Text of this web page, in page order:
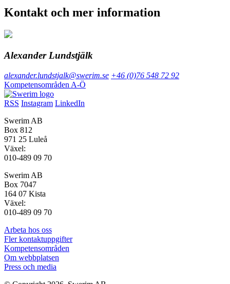
Kontakt och mer information
Alexander Lundstjälk
alexander.lundstjalk@swerim.se +46 (0)76 548 72 92
Kompetensområden A-Ö
RSS Instagram LinkedIn
Swerim AB
Box 812
971 25 Luleå
Växel:
010-489 09 70
Swerim AB
Box 7047
164 07 Kista
Växel:
010-489 09 70
Arbeta hos oss
Fler kontaktuppgifter
Kompetensområden
Om webbplatsen
Press och media